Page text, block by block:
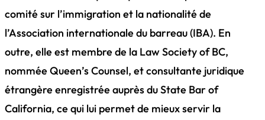
comité sur l’immigration et la nationalité de
l’Association internationale du barreau (IBA). En
outre, elle est membre de la Law Society of BC,
nommée Queen’s Counsel, et consultante juridique
étrangère enregistrée auprès du State Bar of
California, ce qui lui permet de mieux servir la